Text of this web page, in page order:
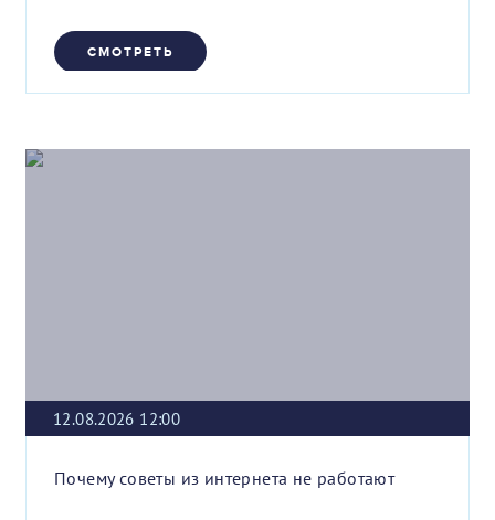
СМОТРЕТЬ
12.08.2026 12:00
Почему советы из интернета не работают